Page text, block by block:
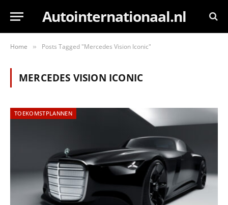
Autointernationaal.nl
Home » Posts Tagged "Mercedes Vision Iconic"
MERCEDES VISION ICONIC
TOEKOMSTPLANNEN